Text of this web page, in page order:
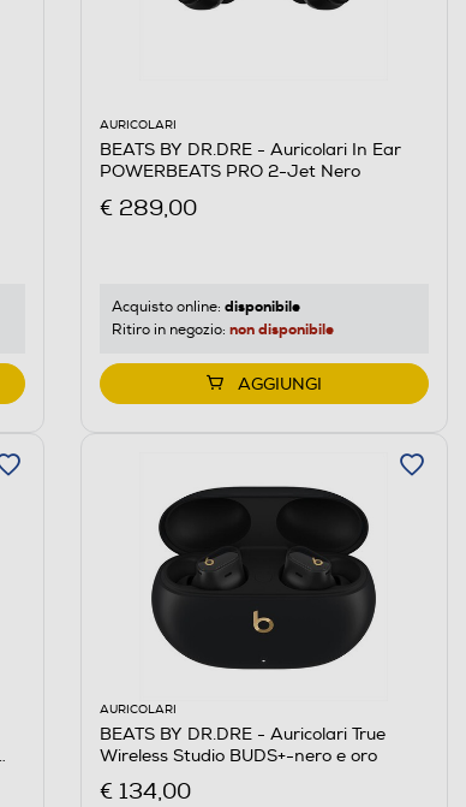
AURICOLARI
BEATS BY DR.DRE - Auricolari In Ear
POWERBEATS PRO 2-Jet Nero
€ 289,00
Acquisto online: disponibile
Ritiro in negozio: non disponibile
AGGIUNGI
AURICOLARI
BEATS BY DR.DRE - Auricolari True
Wireless Studio BUDS+-nero e oro
€ 134,00